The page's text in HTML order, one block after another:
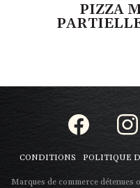
PIZZA
CONDITIONS POLITIQUE
Marques de commerce détenues